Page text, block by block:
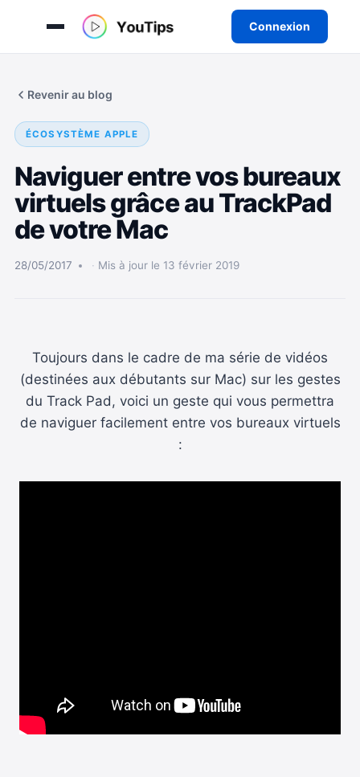
Connexion
Revenir au blog
ÉCOSYSTÈME APPLE
Naviguer entre vos bureaux
virtuels grâce au TrackPad
de votre Mac
28/05/2017 Mis à jour le 13 février 2019
Toujours dans le cadre de ma série de vidéos
(destinées aux débutants sur Mac) sur les gestes
du Track Pad, voici un geste qui vous permettra
de naviguer facilement entre vos bureaux virtuels
: